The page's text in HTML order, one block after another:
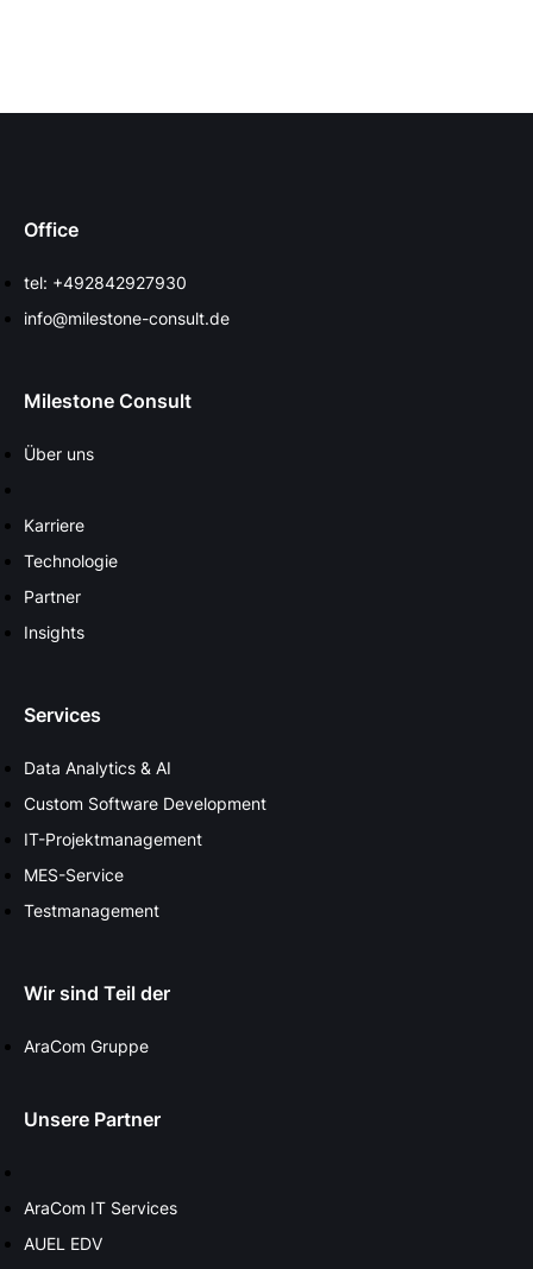
Office
tel: +492842927930
info@milestone-consult.de
Milestone Consult
Über uns
Karriere
Technologie
Partner
Insights
Services
Data Analytics & AI
Custom Software Development
IT-Projektmanagement
MES-Service
Testmanagement
Wir sind Teil der
AraCom Gruppe
Unsere Partner
AraCom IT Services
AUEL EDV